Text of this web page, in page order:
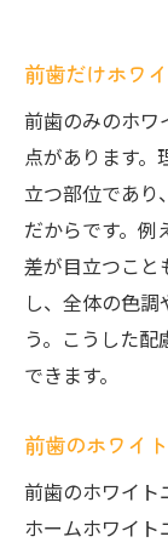
る際
市川市で
市川
とは
前歯
準
比較
口コ
選び方
前歯だけホワ
前歯のみのホワ
点があります。
立つ部位であり
だからです。例
差が目立つこと
し、全体の色
う。こうした
できます。
前歯のホワイ
前歯のホワイト
ホームホワイ